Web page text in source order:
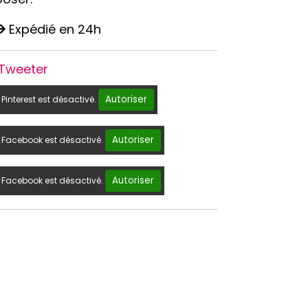
Expédié en 24h
Pinterest est désactivé. Autoriser
Facebook est désactivé. Autoriser
Facebook est désactivé. Autoriser